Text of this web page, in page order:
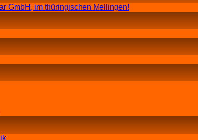
GmbH, im thüringischen Mellingen!